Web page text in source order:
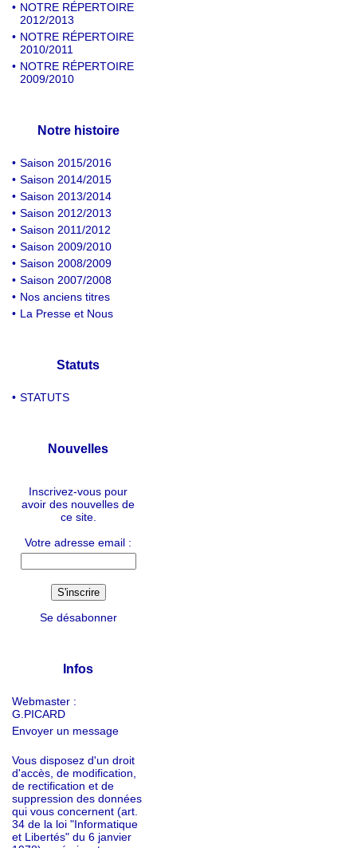
• NOTRE RÉPERTOIRE
2012/2013
• NOTRE RÉPERTOIRE
2010/2011
• NOTRE RÉPERTOIRE
2009/2010
Notre histoire
• Saison 2015/2016
• Saison 2014/2015
• Saison 2013/2014
• Saison 2012/2013
• Saison 2011/2012
• Saison 2009/2010
• Saison 2008/2009
• Saison 2007/2008
• Nos anciens titres
• La Presse et Nous
Statuts
• STATUTS
Nouvelles
Inscrivez-vous pour
avoir des nouvelles de
ce site.
Votre adresse email :
Se désabonner
Infos
Webmaster :
G.PICARD
Envoyer un message
Vous disposez d'un droit
d'accès, de modification,
de rectification et de
suppression des données
qui vous concernent (art.
34 de la loi "Informatique
et Libertés" du 6 janvier